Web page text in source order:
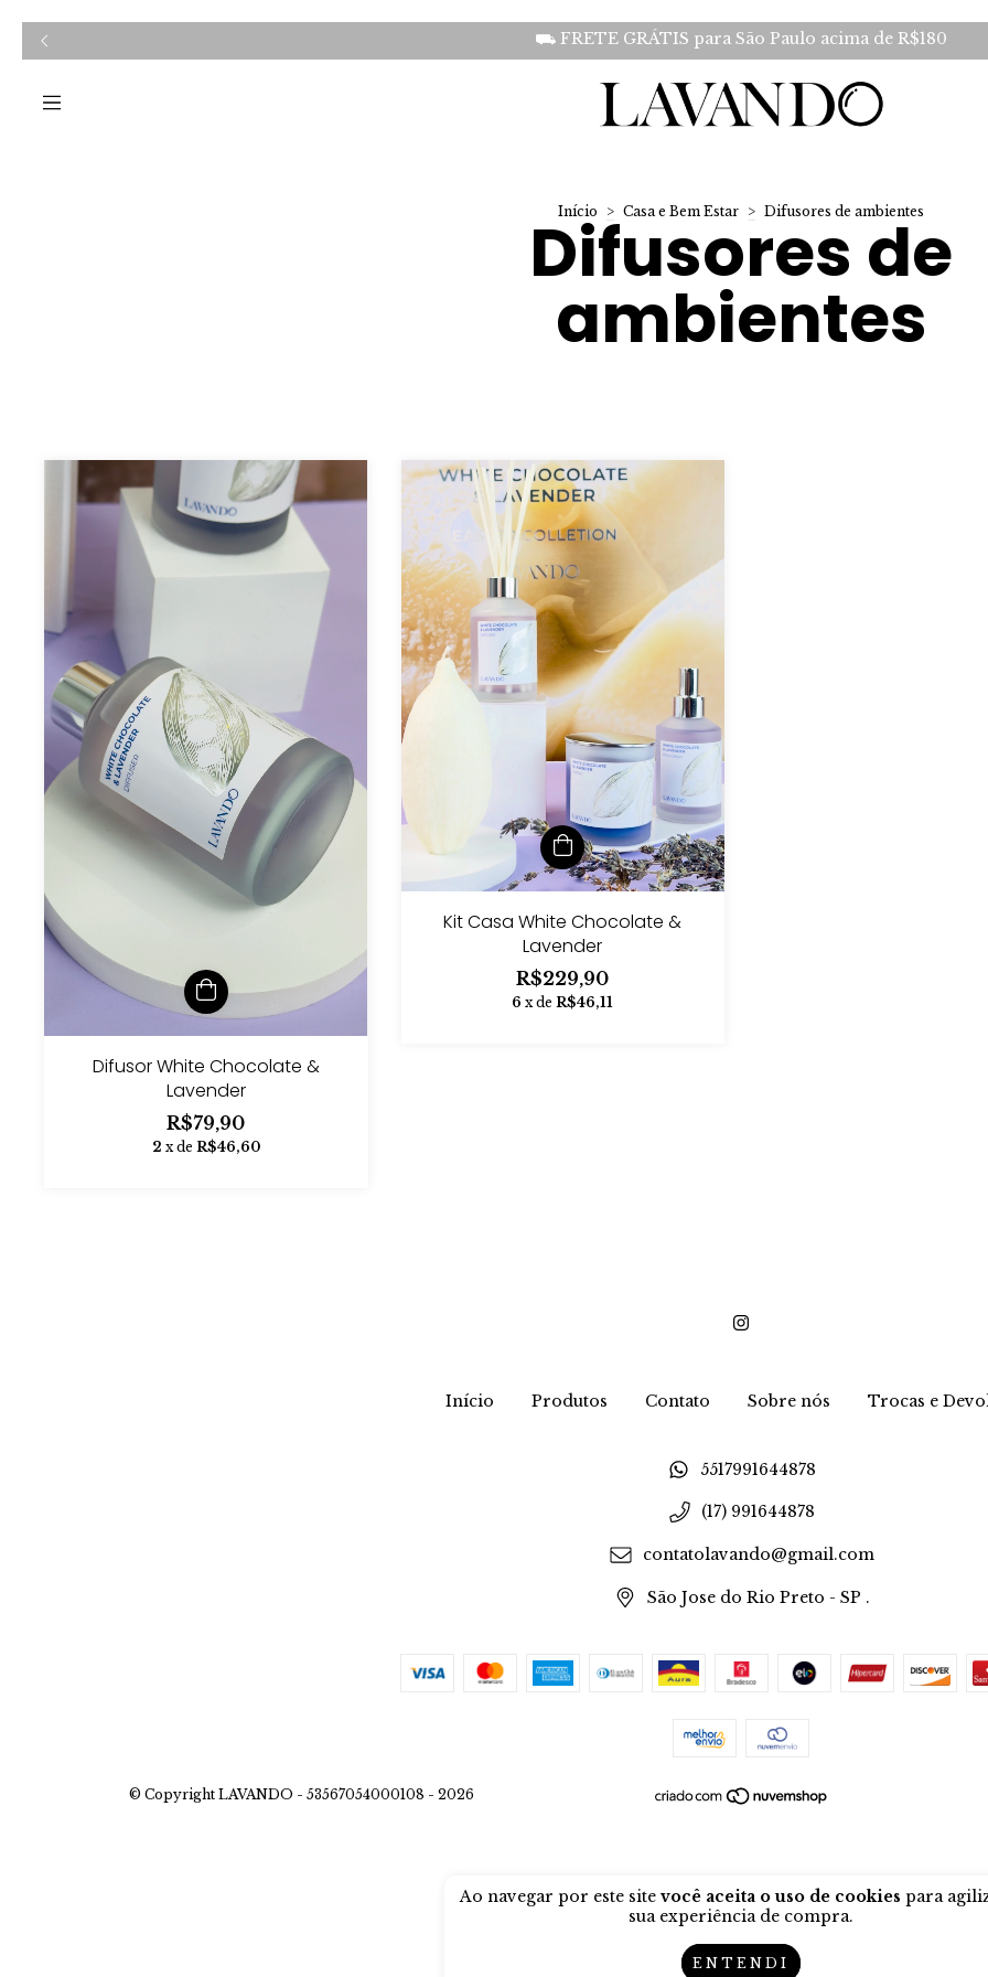
⛟ FRETE GRÁTIS para São Paulo acima de R$180
Ao navegar por este site você aceita o uso de cookies para
sua experiência de compra.
ENTENDI
Início > Casa e Bem Estar > Difusores de ambientes
Difusores de
ambientes
Difusor White Chocolate &
Lavender
R$79,90
2 x de R$46,60
Kit Casa White Chocolate &
Lavender
R$229,90
6 x deR$46,11
Início Produtos Contato Sobre nós Trocas e
5517991644878
(17) 991644878
contatolavando@gmail.com
São Jose do Rio Preto - SP .
© Copyright LAVANDO - 53567054000108 - 2026